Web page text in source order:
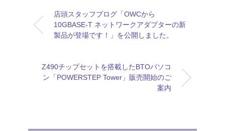
店頭スタッフブログ「OWCから
10GBASE-T ネットワークアダプターの新
製品が登場です！」を公開しました。
Z490チップセットを搭載したBTOパソコ
ン「POWERSTEP Tower」販売開始のご
案内